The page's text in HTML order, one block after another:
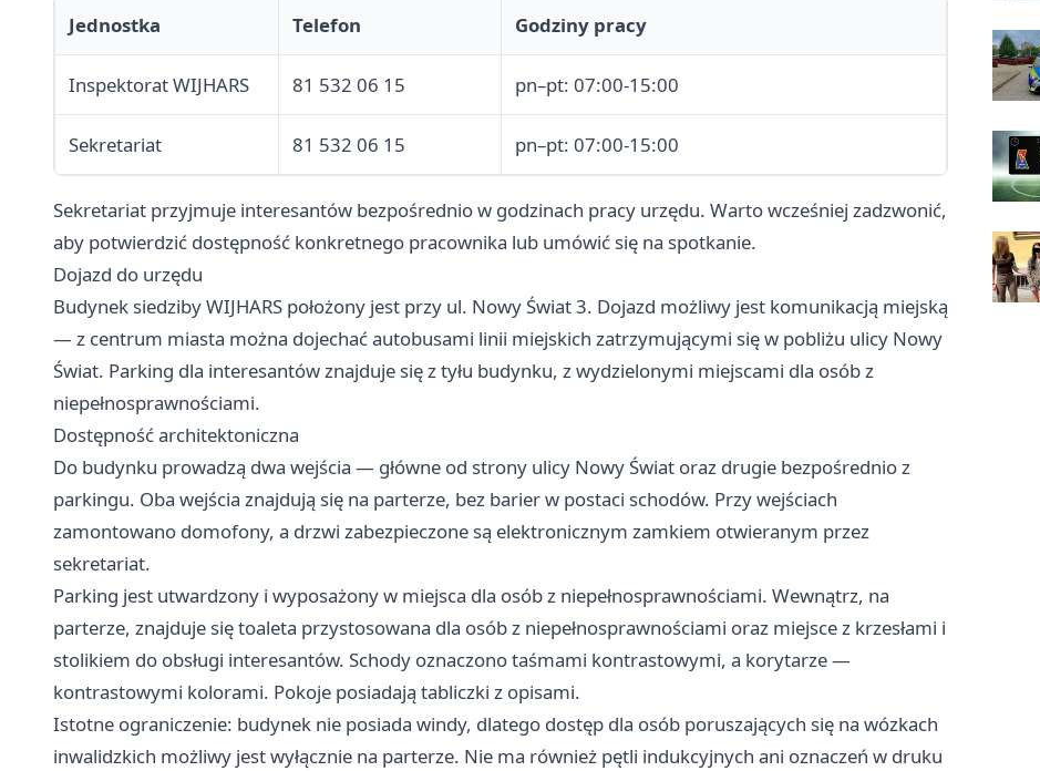
Jednostka Telefon Godziny pracy
Inspektorat WIJHARS 81 532 06 15 pn–pt: 07:00-15:00
Sekretariat 81 532 06 15 pn–pt: 07:00-15:00
Sekretariat przyjmuje interesantów bezpośrednio w godzinach pracy urzędu. Warto wcześniej zadzwonić,
aby potwierdzić dostępność konkretnego pracownika lub umówić się na spotkanie.
Dojazd do urzędu
Budynek siedziby WIJHARS położony jest przy ul. Nowy Świat 3. Dojazd możliwy jest komunikacją miejską
— z centrum miasta można dojechać autobusami linii miejskich zatrzymującymi się w pobliżu ulicy Nowy
Świat. Parking dla interesantów znajduje się z tyłu budynku, z wydzielonymi miejscami dla osób z
niepełnosprawnościami.
Dostępność architektoniczna
Do budynku prowadzą dwa wejścia — główne od strony ulicy Nowy Świat oraz drugie bezpośrednio z
parkingu. Oba wejścia znajdują się na parterze, bez barier w postaci schodów. Przy wejściach
zamontowano domofony, a drzwi zabezpieczone są elektronicznym zamkiem otwieranym przez
sekretariat.
Parking jest utwardzony i wyposażony w miejsca dla osób z niepełnosprawnościami. Wewnątrz, na
parterze, znajduje się toaleta przystosowana dla osób z niepełnosprawnościami oraz miejsce z krzesłami i
stolikiem do obsługi interesantów. Schody oznaczono taśmami kontrastowymi, a korytarze —
kontrastowymi kolorami. Pokoje posiadają tabliczki z opisami.
Istotne ograniczenie: budynek nie posiada windy, dlatego dostęp dla osób poruszających się na wózkach
inwalidzkich możliwy jest wyłącznie na parterze. Nie ma również pętli indukcyjnych ani oznaczeń w druku